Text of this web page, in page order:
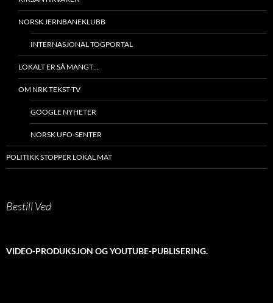
NORSK JERNBANEKLUBB
INTERNASJONAL TOGPORTAL
LOKALT ER SÅ MANGT…
OM NRK TEKST-TV
GOOGLE NYHETER
NORSK UFO-SENTER
POLITIKK STOPPER LOKAL MAT
Bestill Ved
VIDEO-PRODUKSJON OG YOUTUBE-PUBLISERING.